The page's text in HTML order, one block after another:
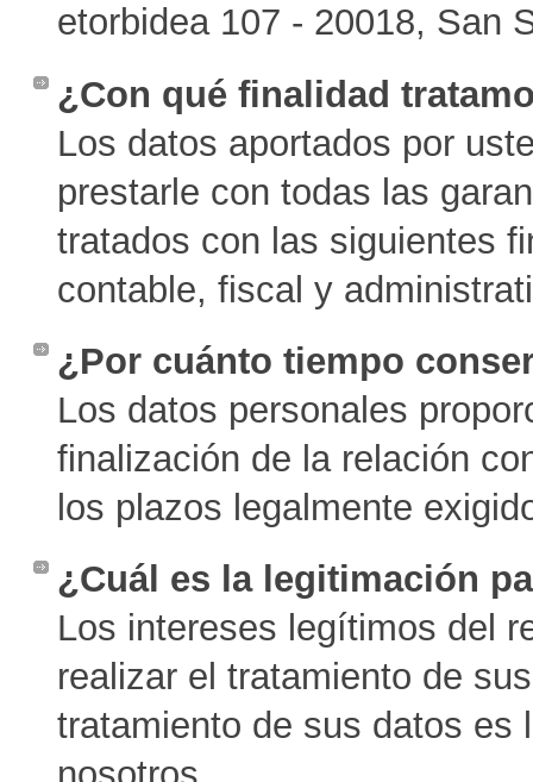
etorbidea 107 - 20018, San
¿Con qué finalidad
Los datos aportados por
prestarle con todas las
tratados con las siguientes
contable, fiscal y
¿Por cuánto tiempo
Los datos personales
finalización de la relación
los plazos legalmente
¿Cuál es la legitimación
Los intereses legítimos del
realizar el tratamiento de
tratamiento de sus datos es